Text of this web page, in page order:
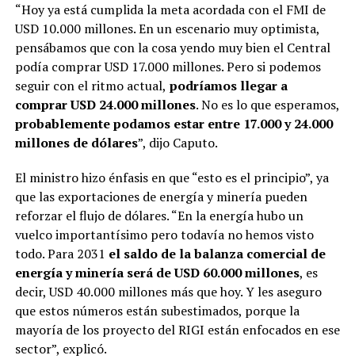
“Hoy ya está cumplida la meta acordada con el FMI de
USD 10.000 millones. En un escenario muy optimista,
pensábamos que con la cosa yendo muy bien el Central
podía comprar USD 17.000 millones. Pero si podemos
seguir con el ritmo actual, podríamos llegar a
comprar USD 24.000 millones. No es lo que esperamos,
probablemente podamos estar entre 17.000 y 24.000
millones de dólares”, dijo Caputo.
El ministro hizo énfasis en que “esto es el principio”, ya
que las exportaciones de energía y minería pueden
reforzar el flujo de dólares. “En la energía hubo un
vuelco importantísimo pero todavía no hemos visto
todo. Para 2031 el saldo de la balanza comercial de
energía y minería será de USD 60.000 millones, es
decir, USD 40.000 millones más que hoy. Y les aseguro
que estos números están subestimados, porque la
mayoría de los proyecto del RIGI están enfocados en ese
sector”, explicó.